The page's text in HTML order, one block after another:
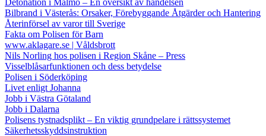
Bilbrand i Västerås: Orsaker, Förebyggande Åtgärder och Hantering
Återinförsel av varor till Sverige
Fakta om Polisen för Barn
www.aklagare.se | Våldsbrott
Nils Norling hos polisen i Region Skåne – Press
Visselblåsarfunktionen och dess betydelse
Polisen i Söderköping
Livet enligt Johanna
Jobb i Västra Götaland
Jobb i Dalarna
Polisens tystnadsplikt – En viktig grundpelare i rättssystemet
Säkerhetsskyddsinstruktion